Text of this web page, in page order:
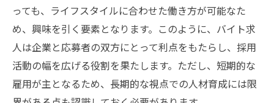
っても、ライフスタイルに合わせた働き方が可能なた
め、興味を引く要素となります。このように、バイト求
人は企業と応募者の双方にとって利点をもたらし、採用
活動の幅を広げる役割を果たします。ただし、短期的な
雇用が主となるため、長期的な視点での人材育成には限